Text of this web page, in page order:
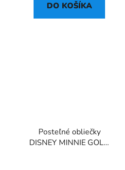
DO KOŠÍKA
Posteľné obliečky
DISNEY MINNIE GOLD